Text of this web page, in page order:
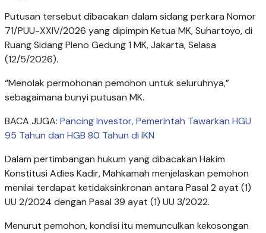
Putusan tersebut dibacakan dalam sidang perkara Nomor
71/PUU-XXIV/2026 yang dipimpin Ketua MK, Suhartoyo, di
Ruang Sidang Pleno Gedung 1 MK, Jakarta, Selasa
(12/5/2026).
“Menolak permohonan pemohon untuk seluruhnya,”
sebagaimana bunyi putusan MK.
BACA JUGA: Pancing Investor, Pemerintah Tawarkan HGU
95 Tahun dan HGB 80 Tahun di IKN
Dalam pertimbangan hukum yang dibacakan Hakim
Konstitusi Adies Kadir, Mahkamah menjelaskan pemohon
menilai terdapat ketidaksinkronan antara Pasal 2 ayat (1)
UU 2/2024 dengan Pasal 39 ayat (1) UU 3/2022.
Menurut pemohon, kondisi itu memunculkan kekosongan